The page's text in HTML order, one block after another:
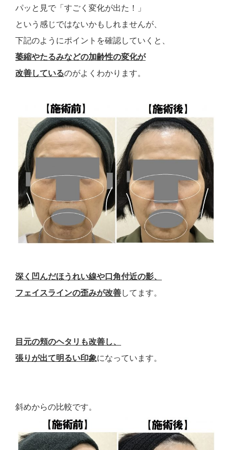
パッと見で「すごく変化が出た！」
という感じではないかもしれませんが、
下記のようにポイントを確認していくと、
萎縮やたるみなどの加齢性の変化が
改善しているのがよくわかります。
深く凹んだほうれい線や口角付近の影、
フェイスラインの歪みが改善してます。
目元の頬のヘタリも改善し、
張りが出て明るい印象になっています。
斜めからの比較です。